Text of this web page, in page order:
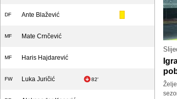
DF Ante Blažević
MF Mate Crnčević
MF Haris Hajdarević
FW Luka Juričić 82'